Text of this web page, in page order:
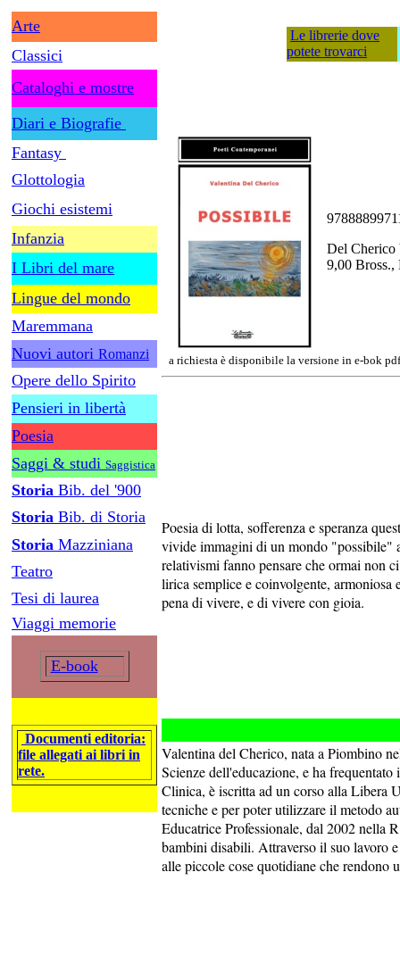
Arte
Classici
Cataloghi e mostre
Diari e Biografie
Fantasy
Glottologia
Giochi esistemi
Infanzia
I Libri del mare
Lingue del mondo
Maremmana
Nuovi autori Romanzi
Opere dello Spirito
Pensieri in libertà
Poesia
Saggi & studi Saggistica
Storia Bib. del '900
Storia Bib. di Storia
Storia Mazziniana
Teatro
Tesi di laurea
Viaggi memorie
E-book
Documenti editoria:
file allegati ai libri in
rete.
Le librerie dove
potete trovarci
Del Cherico
9,00 Bross.,
a richiesta è disponibile la versione in e-bok pdf
Poesia di lotta, sofferenza e speranza
vivide immagini di un mondo "possibile"
relativismi fanno pensare che ormai non
lirica semplice e coinvolgente,
pena di vivere, e di vivere con gioia.
Valentina del Cherico, nata a Piombino
Scienze dell'educazione, e ha
Clinica, è iscritta ad un corso alla
tecniche e per poter utilizzare il metodo
Educatrice Professionale, dal 2002 nella
bambini disabili. Attraverso il suo lavoro
alle piccole cose quotidiane che rendono